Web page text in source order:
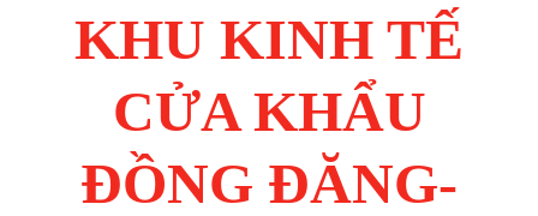
KHU KINH TẾ
CỬA KHẨU
ĐỒNG ĐĂNG-